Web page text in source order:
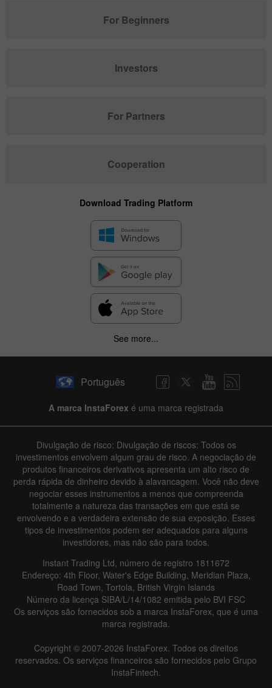
For Beginners
Investors
For Partners
Cooperation
Download Trading Platform
See more...
Português
A marca InstaForex é uma marca registrada
Divulgação de risco: Divulgação de riscos: Todos os
investimentos envolvem algum grau de risco. A negociação de
produtos financeiros derivativos apresenta um alto risco de
perda rápida de dinheiro devido à alavancagem. Você não deve
negociar esses instrumentos a menos que compreenda
totalmente a natureza das transações em que está se
envolvendo e a verdadeira extensão de sua exposição. Esses
tipos de investimentos podem ser adequados para alguns
investidores, mas não são para todos.
Instant Trading Ltd, número de registro 1811672
Endereço: 4th Floor, Water's Edge Building, Meridian Plaza,
Road Town, Tortola, British Virgin Islands
Número da licença SIBA/L/14/1082 emitida pelo BVI FSC
Os serviços são fornecidos sob a marca InstaForex, que é uma
marca registrada.
Copyright © 2007-2026 InstaForex. Todos os direitos
reservados. Os serviços financeiros são fornecidos pelo Grupo
InstaFintech.